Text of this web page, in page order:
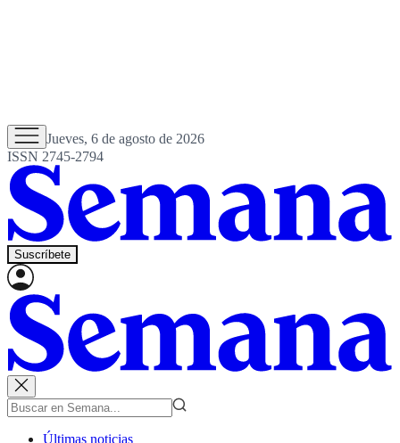
Jueves, 6 de agosto de 2026
ISSN 2745-2794
Suscríbete
Últimas noticias